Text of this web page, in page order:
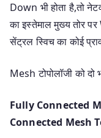
Down भी होता है,तो
का इस्तेमाल मुख्य तोर
सेंट्रल स्विच का कोई
Mesh टोपोलॉजी को दो
Fully Connected
Connected Mesh